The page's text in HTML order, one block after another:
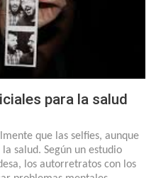
para la salud
que las selfies, aunque
salud. Según un estudio
los autorretratos con los